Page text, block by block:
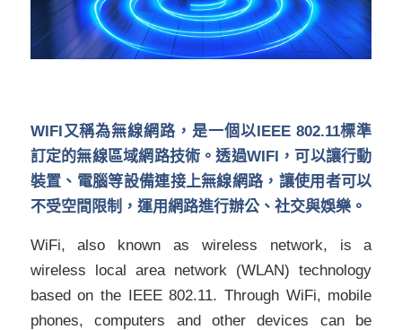
WIFI又稱為無線網路，是一個以IEEE 802.11標準
訂定的無線區域網路技術。透過WIFI ，可以讓行動
裝置、電腦等設備連接上無線網路，讓使用者可以
不受空間限制，運用網路進行辦公、社交與娛樂。
WiFi, also known as wireless network, is a
wireless local area network (WLAN) technology
based on the IEEE 802.11. Through WiFi, mobile
phones, computers and other devices can be